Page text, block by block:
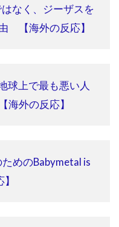
なく、ジーザスを
【海外の反応】
球上で最も悪い人
外の反応】
めのBabymetal is